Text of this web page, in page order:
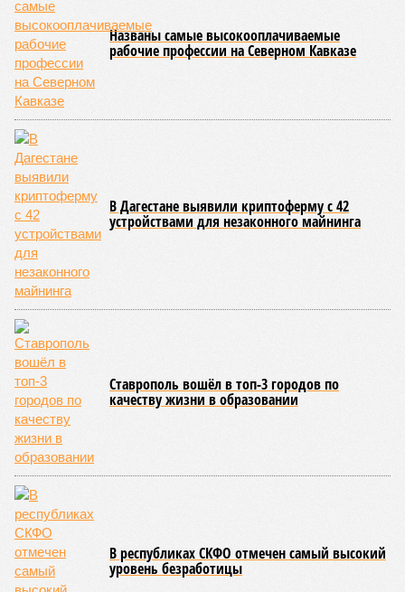
Названы самые высокооплачиваемые
рабочие профессии на Северном Кавказе
В Дагестане выявили криптоферму с 42
устройствами для незаконного майнинга
Ставрополь вошёл в топ-3 городов по
качеству жизни в образовании
В республиках СКФО отмечен самый высокий
уровень безработицы